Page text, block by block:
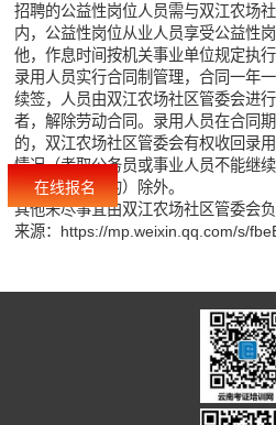
招聘的公益性岗位人员需与双江农场
内，公益性岗位从业人员享受公益性
他，作息时间按机关事业单位规定执行
录用人员实行合同制管理，合同一年
续签，人员由双江农场社区管委会进
者，解除劳动合同。录用人员在合同
的，双江农场社区管委会有权收回录
情况（考取公务员或事业人员不能继
继续履行合同的）除外。
其他未尽事宜由双江农场社区管委会负
来源： https://mp.weixin.qq.com/s/
在线报名